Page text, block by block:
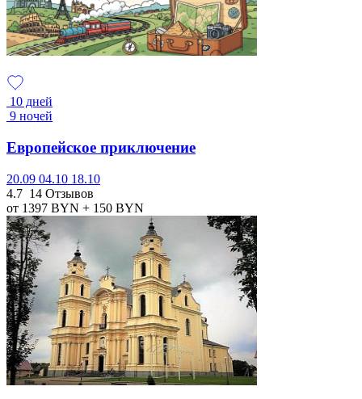
10 дней
9 ночей
Европейское приключение
20.09 04.10 18.10
4.7 14 Отзывов
от 1397 BYN + 150 BYN